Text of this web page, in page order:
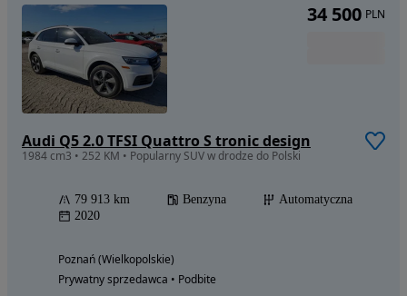
Audi Q5 2.0 TFSI Quattro S tronic design
1984 cm3 • 252 KM • Popularny SUV w drodze do Polski
79 913 km Benzyna
Automatyczna
2020
Poznań (Wielkopolskie)
Prywatny sprzedawca • Podbite
34 500 PLN